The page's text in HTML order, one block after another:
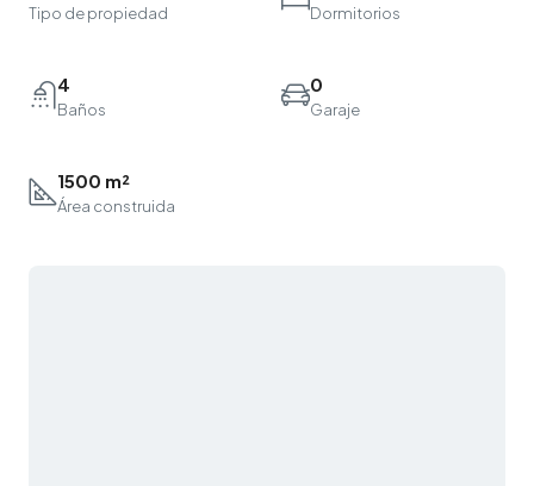
Tipo de propiedad Dormitorios
4
Baños
0
Garaje
1500 m²
Área construida